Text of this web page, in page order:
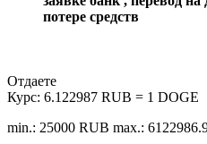
потере средств
Отдаете
Курс: 6.122987 RUB = 1 DOGE
min.: 25000 RUB max.: